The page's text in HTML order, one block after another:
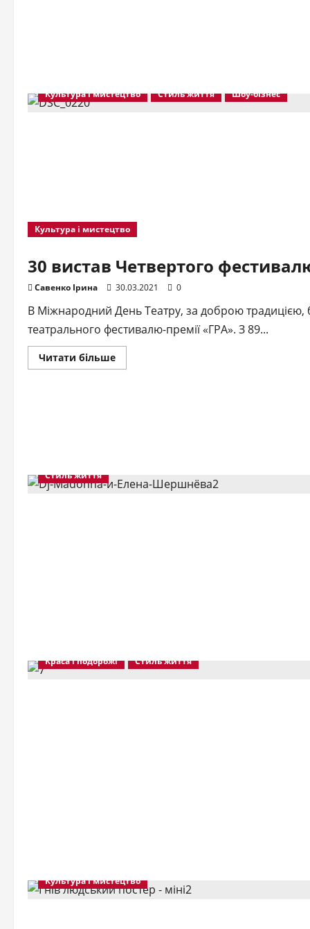
Культура і мистецтво Стиль життя Шоу-бізнес
Культура і мистецтво
30 вистав Четвертого
Савенко Ірина 30.03.2021 0
В Міжнародний День Театру, за доброю традицією,
театрального фестивалю-премії «ГРА». З 89...
Читати більшеДокладніше
про
Стиль життя
Краса і подорожі Стиль життя
Культура і мистецтво